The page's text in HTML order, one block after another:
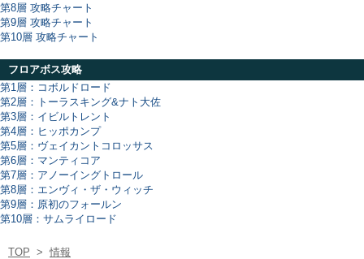
第8層 攻略チャート
第9層 攻略チャート
第10層 攻略チャート
フロアボス攻略
第1層：コボルドロード
第2層：トーラスキング&ナト大佐
第3層：イビルトレント
第4層：ヒッポカンプ
第5層：ヴェイカントコロッサス
第6層：マンティコア
第7層：アノーイングトロール
第8層：エンヴィ・ザ・ウィッチ
第9層：原初のフォールン
第10層：サムライロード
TOP > 情報